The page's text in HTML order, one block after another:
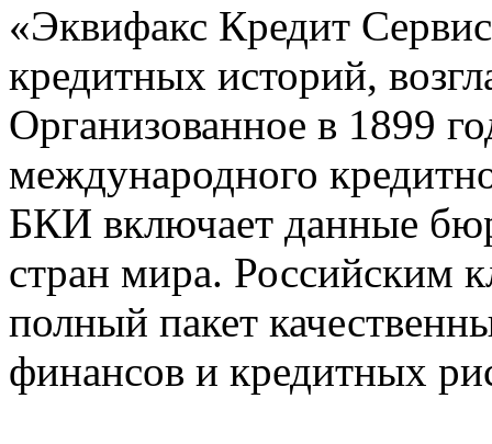
«Эквифакс Кредит
кредитных историй,
Организованное в 1899
международного
БКИ включает данные
стран мира. Российским
полный пакет
финансов и кредитных